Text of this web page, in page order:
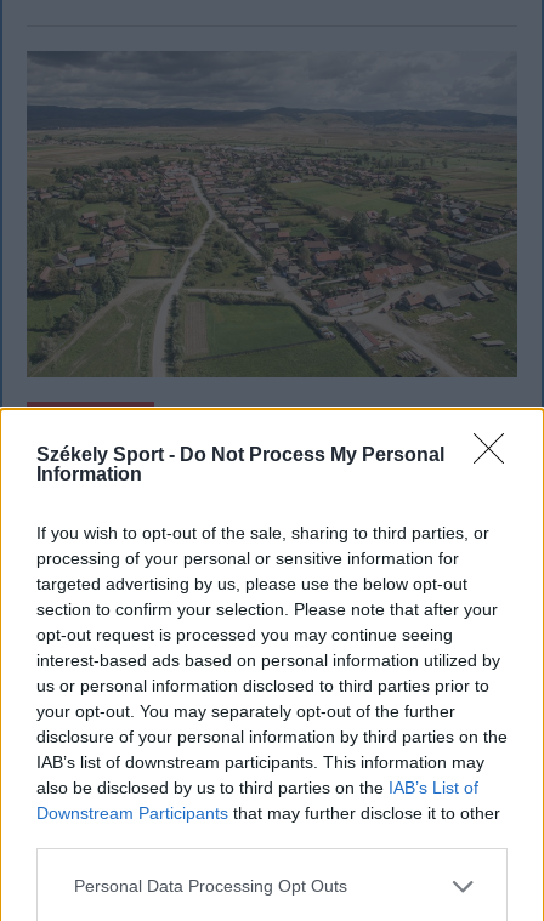
Székely Sport - Do Not Process My Personal
Information
If you wish to opt-out of the sale, sharing to third parties, or
processing of your personal or sensitive information for
targeted advertising by us, please use the below opt-out
section to confirm your selection. Please note that after your
opt-out request is processed you may continue seeing
interest-based ads based on personal information utilized by
us or personal information disclosed to third parties prior to
your opt-out. You may separately opt-out of the further
disclosure of your personal information by third parties on the
IAB’s list of downstream participants. This information may
also be disclosed by us to third parties on the IAB’s List of
Downstream Participants that may further disclose it to other
Personal Data Processing Opt Outs
Tömegverekedés lett a szűk
Kórházba szállítottak több embert, mezőgazdasági
munkagépek rongálódtak meg, és ideiglenes védelmi
rendeleteket is kibocsátottak azután, hogy szombat
délután súlyos konfliktus alakult ki Csatószegen egy
elsőbbségadási vita nyomán.